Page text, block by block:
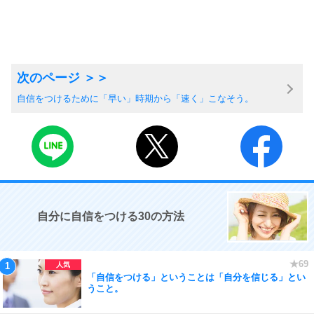
自信をつけるために「早い」時期から「速く」こなそう。
自分に自信をつける30の方法
「自信をつける」ということは「自分を信じる」とい
うこと。